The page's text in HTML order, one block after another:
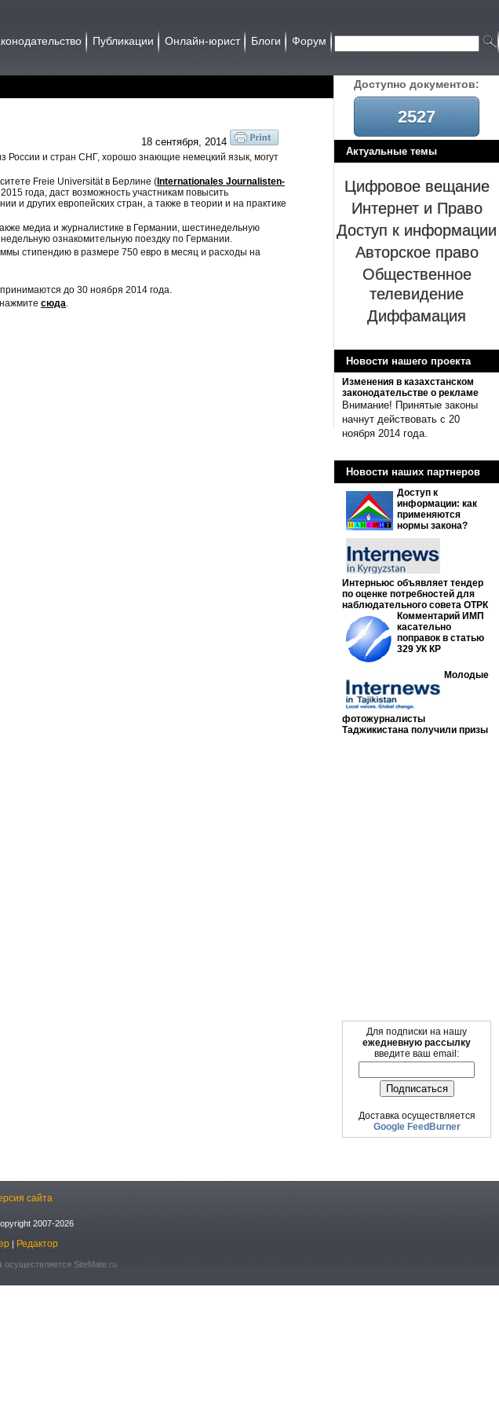
Публикации Онлайн-юрист Блоги Форум
Доcтупно документов:
2527
Актуальные темы
Цифровое вещание
Интернет и Право
Доступ к информации
Авторское право
Общественное
телевидение
Диффамация
Новости нашего проекта
Изменения в казахстанском
законодательстве о рекламе
Внимание! Принятые законы
начнут действовать с 20
ноября 2014 года.
Новости наших партнеров
Доступ к
информации: как
применяются
нормы закона?
Интерньюс объявляет тендер
по оценке потребностей для
наблюдательного совета ОТРК
Комментарий ИМП
касательно
поправок в статью
329 УК КР
Молодые
фотожурналисты
Таджикистана получили призы
Для подписки на нашу
ежедневную рассылку
введите ваш email:
Доставка осуществляется
Google FeedBurner
18 сентября, 2014
России и стран СНГ, хорошо знающие немецкий язык, могут
Freie Universität в Берлине (Internationales Journalisten-
года, даст возможность участникам повысить
и других европейских стран, а также в теории и на практике
медиа и журналистике в Германии, шестинедельную
ознакомительную поездку по Германии.
стипендию в размере 750 евро в месяц и расходы на
до 30 ноября 2014 года.
сюда
сайта
2007-2026
| Редактор
осуществляется SiteMate.ru